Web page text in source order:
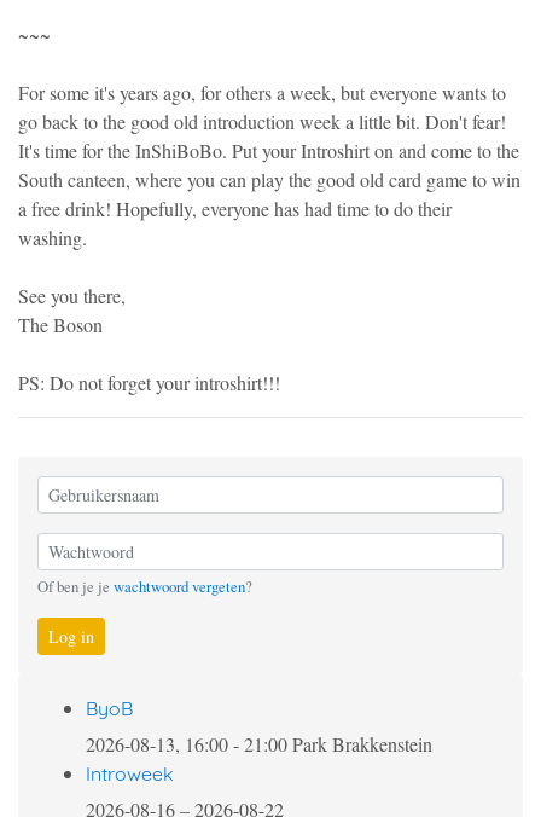
~~~
For some it's years ago, for others a week, but everyone wants to
go back to the good old introduction week a little bit. Don't fear!
It's time for the InShiBoBo. Put your Introshirt on and come to the
South canteen, where you can play the good old card game to win
a free drink! Hopefully, everyone has had time to do their
washing.
See you there,
The Boson
PS: Do not forget your introshirt!!!
Of ben je je wachtwoord vergeten?
Log in
ByoB
2026-08-13, 16:00-21:00Park Brakkenstein
Introweek
2026-08-16–2026-08-22